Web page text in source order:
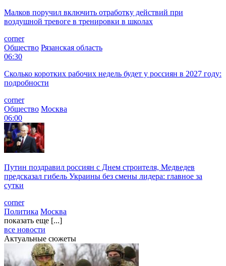
Малков поручил включить отработку действий при
воздушной тревоге в тренировки в школах
corner
Общество Рязанская область
06:30
Сколько коротких рабочих недель будет у россиян в 2027 году:
подробности
corner
Общество Москва
06:00
Путин поздравил россиян с Днем строителя, Медведев
предсказал гибель Украины без смены лидера: главное за
сутки
corner
Политика Москва
показать еще [...]
все новости
Актуальные сюжеты